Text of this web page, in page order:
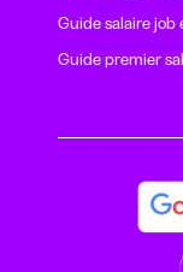
Guide salaire
Guide premier